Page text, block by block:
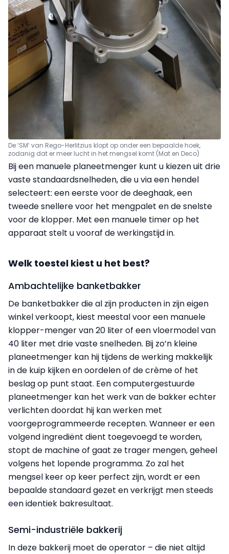
De ‘SM’ van Rego-Herlitzius klopt op onder een bepaalde hoek,
zodanig dat er meer lucht in het mengsel komt (Mat en Deco)
Bij een manuele planeetmenger kunt u kiezen uit drie
vaste standaardsnelheden, die u via een hendel
selecteert: een eerste voor de deeghaak, een
tweede snellere voor het mengpalet en de snelste
voor de klopper. Met een manuele timer op het
apparaat stelt u vooraf de werkingstijd in.
Welk toestel kiest u het best?
Ambachtelijke banketbakker
De banketbakker die al zijn producten in zijn eigen
winkel verkoopt, kiest meestal voor een manuele
klopper-menger van 20 liter of een vloermodel van
40 liter met drie vaste snelheden. Bij zo’n kleine
planeetmenger kan hij tijdens de werking makkelijk
in de kuip kijken en oordelen of de crème of het
beslag op punt staat. Een computergestuurde
planeetmenger kan het werk van de bakker echter
verlichten doordat hij kan werken met
voorgeprogrammeerde recepten. Wanneer er een
volgend ingrediënt dient toegevoegd te worden,
stopt de machine of gaat ze trager mengen, geheel
volgens het lopende programma. Zo zal het
mengsel keer op keer perfect zijn, wordt er een
bepaalde standaard gezet en verkrijgt men steeds
een identiek bakresultaat.
Semi-industriële bakkerij
In deze bakkerij moet de operator – die niet altijd